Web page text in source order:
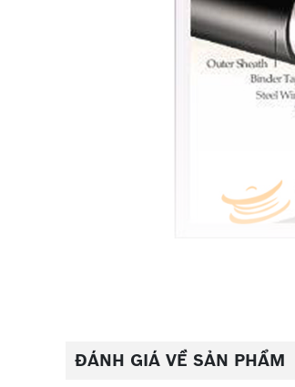
Cấu tạodây cáp điện Sino
ĐÁNH GIÁ VỀ SẢN PHẨM